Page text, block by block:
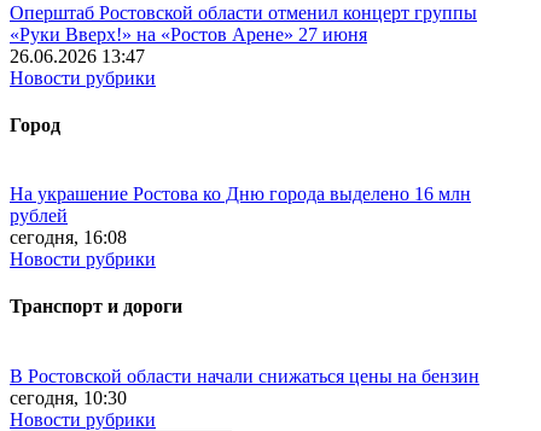
Оперштаб Ростовской области отменил концерт группы
«Руки Вверх!» на «Ростов Арене» 27 июня
26.06.2026 13:47
Новости рубрики
Город
На украшение Ростова ко Дню города выделено 16 млн
рублей
сегодня, 16:08
Новости рубрики
Транспорт и дороги
В Ростовской области начали снижаться цены на бензин
сегодня, 10:30
Новости рубрики